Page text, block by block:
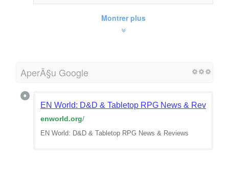
Montrer plus
AperÃ§u Google
EN World: D&D & Tabletop RPG News & Reviews
enworld.org/
EN World: D&D & Tabletop RPG News & Reviews